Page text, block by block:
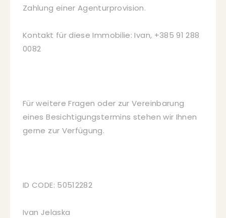
Zahlung einer Agenturprovision.
Kontakt für diese Immobilie: Ivan, +385 91 288
0082
Für weitere Fragen oder zur Vereinbarung
eines Besichtigungstermins stehen wir Ihnen
gerne zur Verfügung.
ID CODE: 50512282
Ivan Jelaska